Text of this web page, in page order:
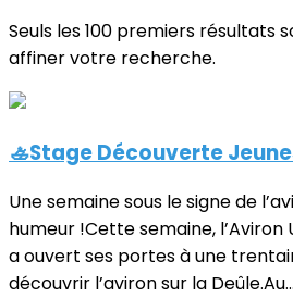
Seuls les 100 premiers résultats
affiner votre recherche.
🚣Stage Découverte
Une semaine sous le signe de
humeur !Cette semaine, l’Aviron
a ouvert ses portes à une
découvrir l’aviron sur la Deûle.Au...